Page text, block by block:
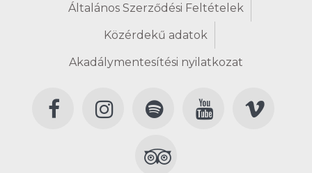
Általános Szerződési Feltételek
Közérdekű adatok
Akadálymentesítési nyilatkozat